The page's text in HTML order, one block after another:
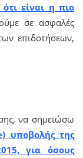
είναι η πιο
σε ασφαλές
επιδοτήσεων,
να σημειώσω
υποβολής της
για όσους